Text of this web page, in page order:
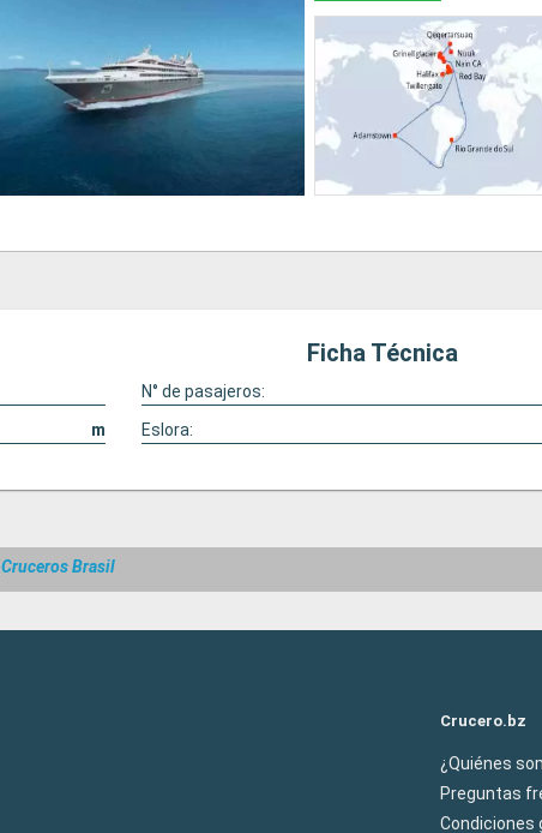
Ficha Técnica
N° de pasajeros:
m Eslora:
Cruceros Brasil
Crucero.bz
¿Quiénes
Preguntas
Condiciones